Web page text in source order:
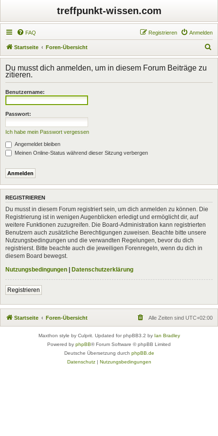
treffpunkt-wissen.com
FAQ Anmelden
Registrieren
Startseite Foren-Übersicht
u
h
Du musst dich anmelden, um in diesem Forum Beiträge zu
zitieren.
Benutzername:
Passwort:
Ich habe mein Passwort vergessen
Angemeldet bleiben
Meinen Online-Status während dieser Sitzung verbergen
REGISTRIEREN
Du musst in diesem Forum registriert sein, um dich anmelden zu können. Die
Registrierung ist in wenigen Augenblicken erledigt und ermöglicht dir, auf
weitere Funktionen zuzugreifen. Die Board-Administration kann registrierten
Benutzern auch zusätzliche Berechtigungen zuweisen. Beachte bitte unsere
Nutzungsbedingungen und die verwandten Regelungen, bevor du dich
registrierst. Bitte beachte auch die jeweiligen Forenregeln, wenn du dich in
diesem Board bewegst.
Nutzungsbedingungen | Datenschutzerklärung
Registrieren
Startseite Foren-Übersicht Alle Zeiten sind UTC+02:00
Maxthon style by Culprit. Updated for phpBB3.2 by Ian Bradley
Powered by phpBB® Forum Software © phpBB Limited
Deutsche Übersetzung durch phpBB.de
Datenschutz| Nutzungsbedingungen